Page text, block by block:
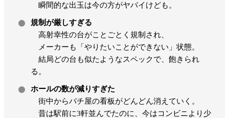
瞬間的な出玉は今の方がヤバイけども。
規制が厳しすぎる
高射幸性の台がことごとく規制され、
メーカーも「やりたいことができない」状態。
結局どの台も似たようなスペックで、飽きられ
る。
ホールの数が減りすぎた
街中からパチ屋の看板がどんどん消えていく。
昔は駅前に3軒並んでたのに、今はコンビニより少